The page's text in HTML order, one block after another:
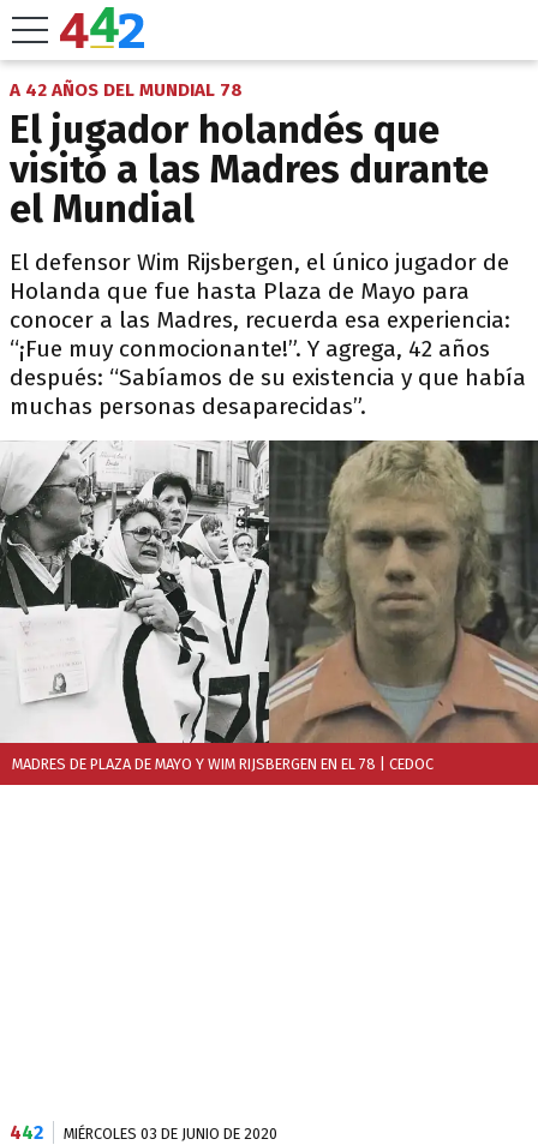
A 42 AÑOS DEL MUNDIAL 78
El jugador holandés que
visitó a las Madres durante
el Mundial
El defensor Wim Rijsbergen, el único jugador de
Holanda que fue hasta Plaza de Mayo para
conocer a las Madres, recuerda esa experiencia:
“¡Fue muy conmocionante!”. Y agrega, 42 años
después: “Sabíamos de su existencia y que había
muchas personas desaparecidas”.
MADRES DE PLAZA DE MAYO Y WIM RIJSBERGEN EN EL 78 | CEDOC
442 MIÉRCOLES 03 DE JUNIO DE 2020